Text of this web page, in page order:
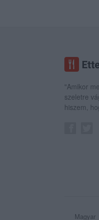
"Amikor
szeletre
hiszem,
Magyar